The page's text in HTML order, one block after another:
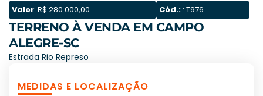
Valor: R$ 280.000,00 Cód.: : T976
TERRENO À VENDA EM CAMPO
ALEGRE-SC
Estrada Rio Represo
MEDIDAS E LOCALIZAÇÃO